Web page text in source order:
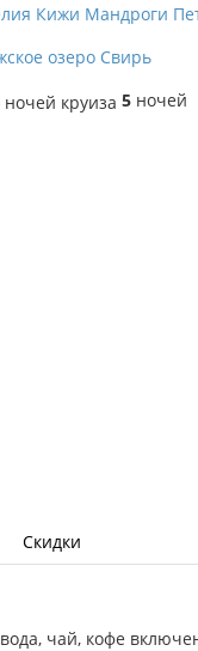
Кижи Мандроги
озеро Свирь
5 ночей
Скидки
чай, кофе